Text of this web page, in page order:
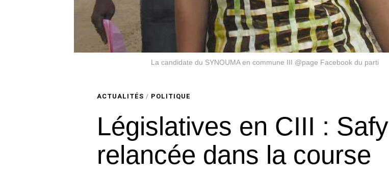
La candidate du SYNOUMA en commune III @page Facebook du parti
ACTUALITÉS / POLITIQUE
Législatives en CIII : Safy
relancée dans la course